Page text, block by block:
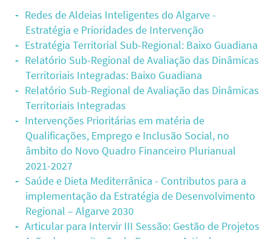
Redes de Aldeias Inteligentes do Algarve -
Estratégia e Prioridades de Intervenção
Estratégia Territorial Sub-Regional: Baixo Guadiana
Relatório Sub-Regional de Avaliação das Dinâmicas
Territoriais Integradas: Baixo Guadiana
Relatório Sub-Regional de Avaliação das Dinâmicas
Territoriais Integradas
Intervenções Prioritárias em matéria de
Qualificações, Emprego e Inclusão Social, no
âmbito do Novo Quadro Financeiro Plurianual
2021-2027
Saúde e Dieta Mediterrânica - Contributos para a
implementação da Estratégia de Desenvolvimento
Regional – Algarve 2030
Articular para Intervir III Sessão: Gestão de Projetos